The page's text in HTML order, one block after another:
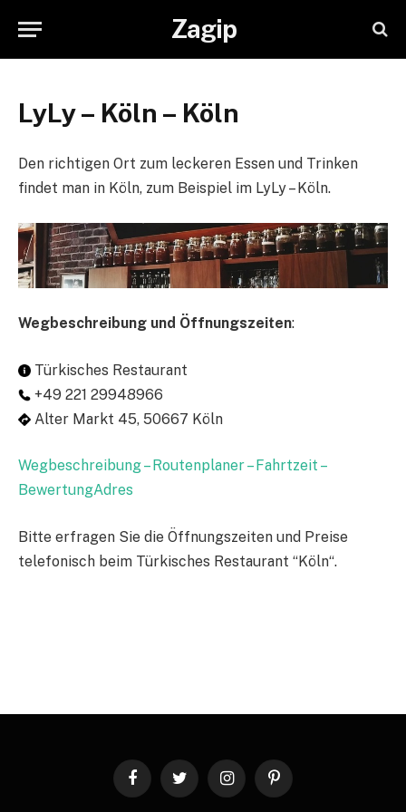
Zagip
LyLy – Köln – Köln
Den richtigen Ort zum leckeren Essen und Trinken
findet man in Köln, zum Beispiel im LyLy – Köln.
Wegbeschreibung und Öffnungszeiten:
Türkisches Restaurant
+49 221 29948966
Alter Markt 45, 50667 Köln
Wegbeschreibung – Routenplaner – Fahrtzeit –
BewertungAdres
Bitte erfragen Sie die Öffnungszeiten und Preise
telefonisch beim Türkisches Restaurant “Köln“.
FacebookTwitter InstagramPinterest